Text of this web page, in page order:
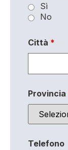
Sì
No
Città *
Provincia
Telefono